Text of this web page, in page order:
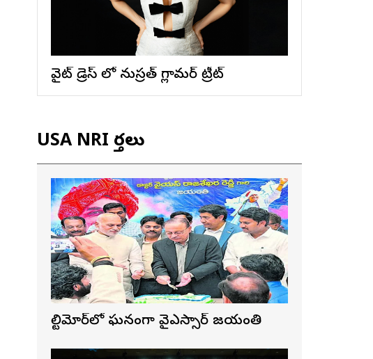
వైట్ డ్రెస్ లో నుస్ర‌త్ గ్లామ‌ర్ ట్రీట్
USA NRI వార్తలు
బాల్టిమోర్‌లో ఘనంగా వైఎస్సార్‌ జయంతి